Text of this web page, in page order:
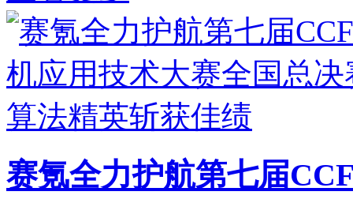
赛氪全力护航第七届